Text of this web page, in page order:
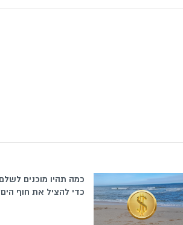
כמה תהיו מוכנים לשלם
כדי להציל את חוף